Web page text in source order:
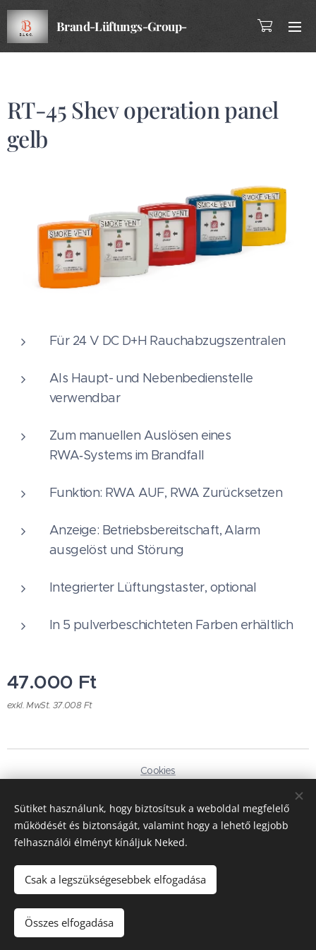
Brand-Lüftungs-Group-
RT-45 Shev operation panel
gelb
Für 24 V DC D+H Rauchabzugszentralen
Als Haupt- und Nebenbedienstelle
verwendbar
Zum manuellen Auslösen eines
RWA‑Systems im Brandfall
Funktion: RWA AUF, RWA Zurücksetzen
Anzeige: Betriebsbereitschaft, Alarm
ausgelöst und Störung
Integrierter Lüftungstaster, optional
In 5 pulverbeschichteten Farben erhältlich
47.000 Ft
exkl. MwSt. 37.008 Ft
Zum Warenkorb hinzufügen
Cookies
Magyar
Deutsch
Währung
HUF Ft
EUR €
Sütiket használunk, hogy biztosítsuk a weboldal megfelelő
működését és biztonságát, valamint hogy a lehető legjobb
felhasználói élményt kínáljuk Neked.
Csak a legszükségesebbek elfogadása
Összes elfogadása